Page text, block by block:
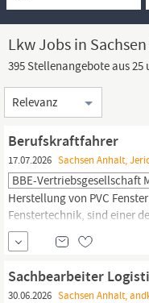
Lkw Jobs in
395 Stellenangebote aus
Sortierung
Berufskraftfahrer
17.07.2026 Sachsen Anhalt,
BBE-Vertriebsgesellschaft
Herstellung von PVC
Fenstertechnik, sind einer
Kunststofffenstern in der
Anhalt.
Nach 20 Jahren in
Genthin der neue Standort
wir hochwertige und...
Sachbearbeiter
30.06.2026 Sachsen Anhalt,